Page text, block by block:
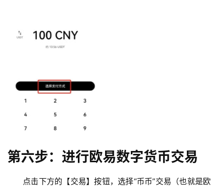
行
第六步：进行欧易数字货币交易
点击下方的【交易】按钮，选择“币币”交易（也就是欧